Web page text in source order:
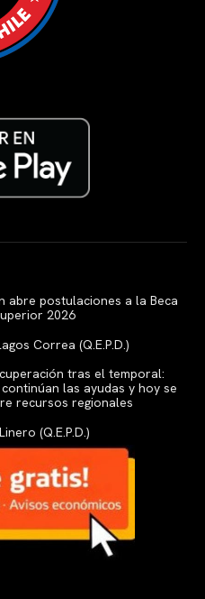
abre postulaciones a la Beca
2026
Correa (Q.E.P.D.)
tras el temporal:
las ayudas y hoy se
recursos regionales
(Q.E.P.D.)